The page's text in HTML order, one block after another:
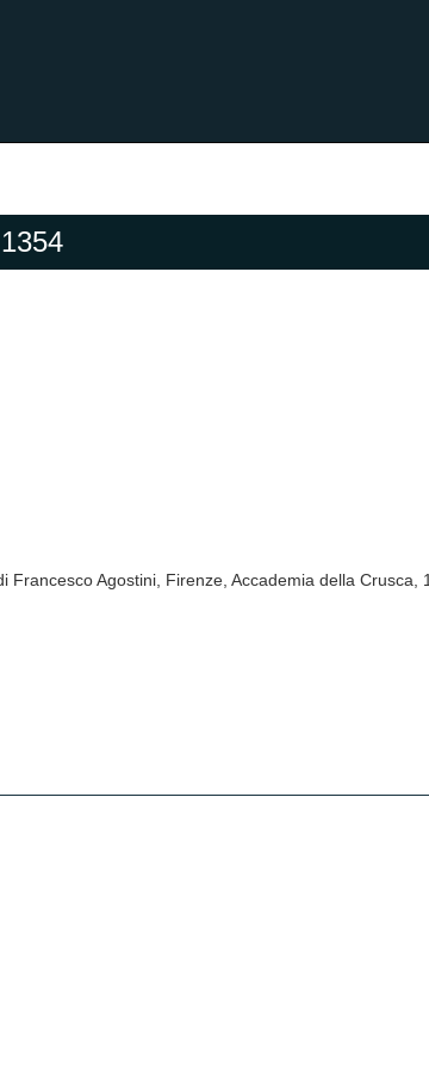
Agostini, Firenze, Accademia della Crusca,